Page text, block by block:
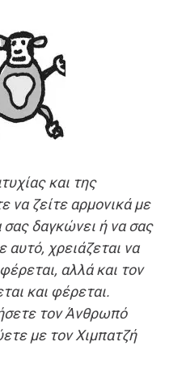
και της
να ζείτε αρμονικά με
σας δαγκώνει ή να σας
αυτό, χρειάζεται να
αλλά και τον
και φέρεται.
τον Άνθρωπό
με τον Χιμπατζή